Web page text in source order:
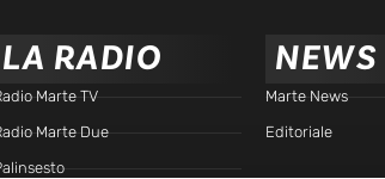
LA RADIO
Marte TV
Marte Due
NEWS
Marte News
Editoriale